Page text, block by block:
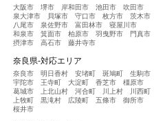
大阪市 堺市 岸和田市 池田市
吹田市
泉大津市
貝塚市 守口市 枚方市
茨木市
八尾市
泉佐野市 富田林市
寝屋川市
和泉市
箕面市 柏原市 羽曳野市
門真市
摂津市
高石市 藤井寺市
奈良県-対応エリア
奈良市 明日香村 安堵町 斑鳩町
生駒市
宇陀市
王寺町 大淀町 香芝市
橿原市
葛城市
上北山村 河合町 川上村
川西町
上牧町
黒滝村 広陵町 五條市
御所市
桜井市